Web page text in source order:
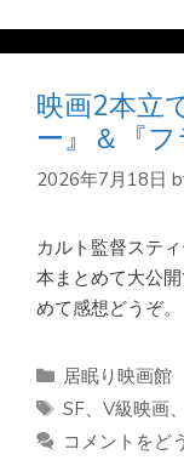
映画2本立
ー』＆『フ
2026年7月18日
カルト監督ステ
本まとめて大公
めて感想どうぞ。
カ
テ
リ
居眠り映画館
タ
グ
SF、 V級映画、
コメントをど